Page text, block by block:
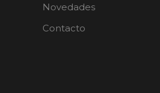
Novedades
Contacto